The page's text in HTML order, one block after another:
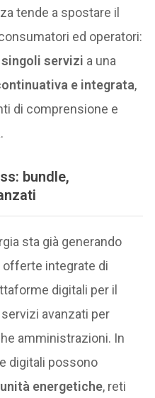
tende a spostare il
ed operatori:
singoli servizi a una
e integrata,
di comprensione e
bundle,
sta già generando
offerte integrate di
digitali per il
avanzati per
amministrazioni. In
digitali possono
energetiche, reti